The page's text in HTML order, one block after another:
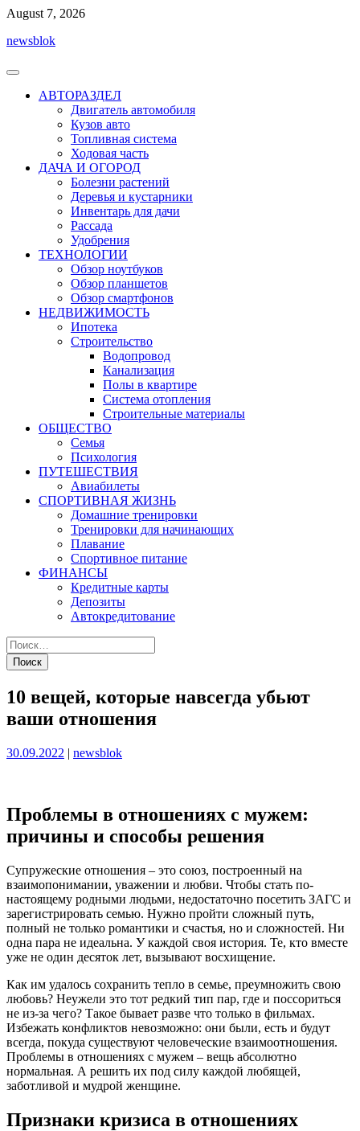
Перейти
содержимому
August 7, 2026
newsblok
АВТОРАЗДЕЛ
Двигатель автомобиля
Кузов авто
Топливная система
Ходовая часть
ДАЧА И ОГОРОД
Болезни растений
Деревья и кустарники
Инвентарь для дачи
Рассада
Удобрения
ТЕХНОЛОГИИ
Обзор ноутбуков
Обзор планшетов
Обзор смартфонов
НЕДВИЖИМОСТЬ
Ипотека
Строительство
Водопровод
Канализация
Полы в квартире
Система отопления
Строительные материалы
ОБЩЕСТВО
Семья
Психология
ПУТЕШЕСТВИЯ
Авиабилеты
СПОРТИВНАЯ ЖИЗНЬ
Домашние тренировки
Тренировки для начинающих
Плавание
Спортивное питание
ФИНАНСЫ
Кредитные карты
Депозиты
Автокредитование
10 вещей, которые навсегда убьют
ваши отношения
Опубликовано
30.09.2022 | Опубликовано
newsblok
Проблемы в отношениях с мужем:
причины и способы решения
Супружеские отношения – это союз, построенный на
взаимопонимании, уважении и любви. Чтобы стать по-
настоящему родными людьми, недостаточно посетить ЗАГС и
зарегистрировать семью. Нужно пройти сложный путь,
полный не только романтики и счастья, но и сложностей. Ни
одна пара не идеальна. У каждой своя история. Те, кто вместе
уже не один десяток лет, вызывают восхищение.
Как им удалось сохранить тепло в семье, преумножить свою
любовь? Неужели это тот редкий тип пар, где и поссориться
не из-за чего? Такое бывает разве что только в фильмах.
Избежать конфликтов невозможно: они были, есть и будут
всегда, покуда существуют человеческие взаимоотношения.
Проблемы в отношениях с мужем – вещь абсолютно
нормальная. А решить их под силу каждой любящей,
заботливой и мудрой женщине.
Признаки кризиса в отношениях